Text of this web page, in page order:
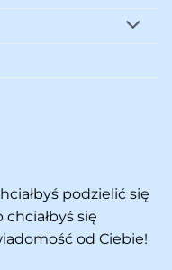
podzielić się
się
od Ciebie!